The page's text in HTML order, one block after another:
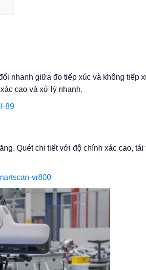
nhanh giữa đo tiếp xúc và không tiếp
cao và xử lý nhanh.
89
Quét chi tiết với độ chính xác cao, tái
vr800